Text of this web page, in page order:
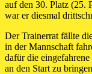
auf den 30. Platz (25.
war er diesmal
Der Trainerrat fällte
in der Mannschaft
dafür die
an den Start zu